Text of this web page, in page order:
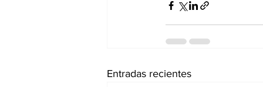
Entradas recientes